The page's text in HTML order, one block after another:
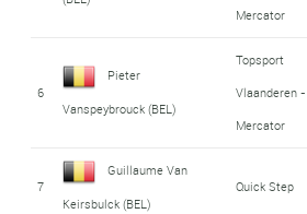
Mercator
6
Pieter
Vanspeybrouck (BEL)
Topsport
Vlaanderen -
Mercator
7
Guillaume Van
Keirsbulck (BEL)
Quick Step